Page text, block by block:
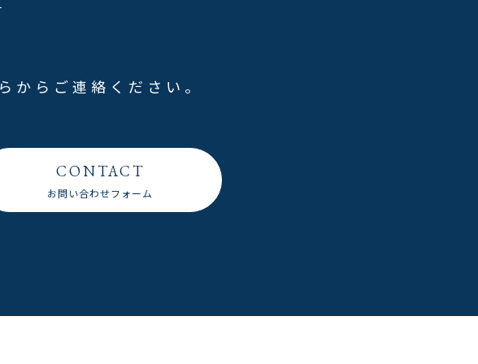
からご連絡ください。
CONTACT
お問い合わせフォーム